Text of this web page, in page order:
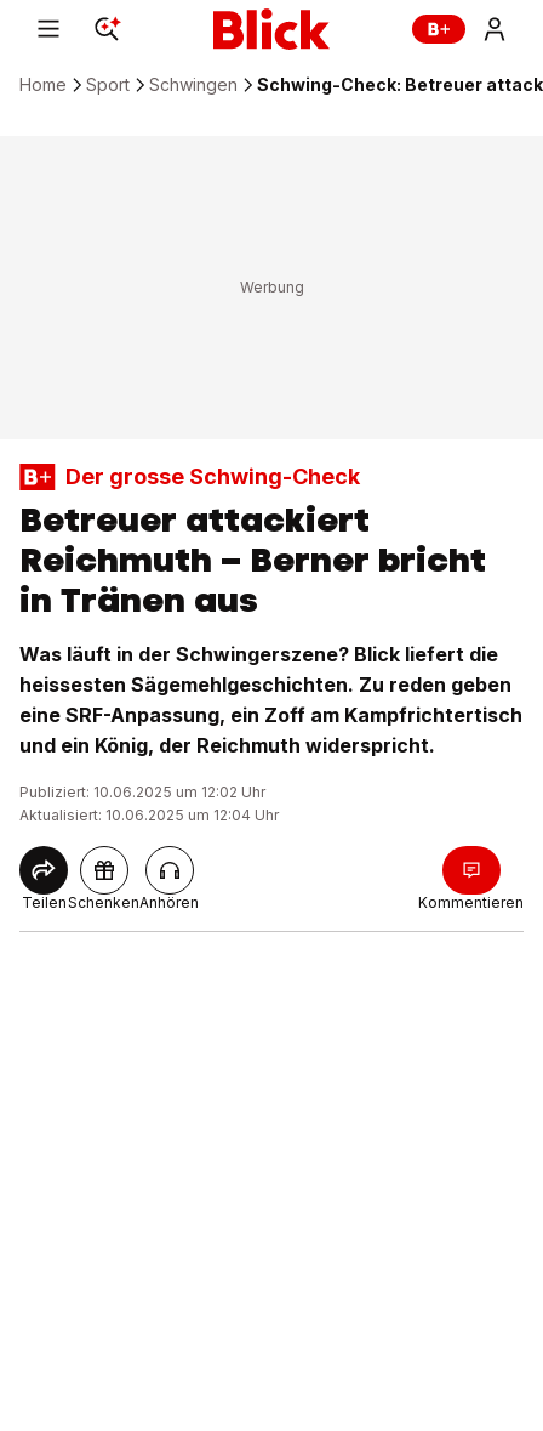
Home Sport Schwingen Schwing-Check: Betreuer
Der grosse Schwing-Check
Betreuer attackiert
Reichmuth – Berner bricht
in Tränen aus
Was läuft in der Schwingerszene? Blick liefert die
heissesten Sägemehlgeschichten. Zu reden geben
eine SRF-Anpassung, ein Zoff am Kampfrichtertisch
und ein König, der Reichmuth widerspricht.
Publiziert: 10.06.2025 um 12:02 Uhr
Aktualisiert: 10.06.2025 um 12:04 Uhr
TeilenSchenkenAnhören Kommentieren